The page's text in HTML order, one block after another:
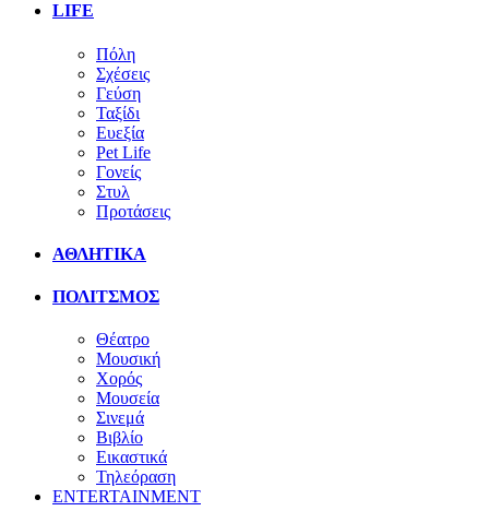
LIFE
Πόλη
Σχέσεις
Γεύση
Ταξίδι
Ευεξία
Pet Life
Γονείς
Στυλ
Προτάσεις
ΑΘΛΗΤΙΚΑ
ΠΟΛΙΤΣΜΟΣ
Θέατρο
Μουσική
Χορός
Μουσεία
Σινεμά
Βιβλίο
Εικαστικά
Τηλεόραση
ENTERTAINMENT